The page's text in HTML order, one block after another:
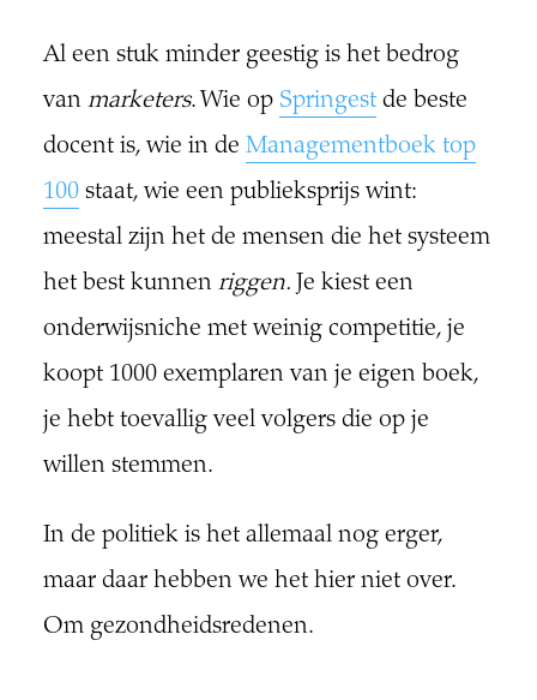
Al een stuk minder geestig is het bedrog
van marketers. Wie op Springestde beste
docent is, wie in de Managementboek top
100staat, wie een publieksprijs wint:
meestal zijn het de mensen die het systeem
het best kunnen riggen. Je kiest een
onderwijsniche met weinig competitie, je
koopt 1000 exemplaren van je eigen boek,
je hebt toevallig veel volgers die op je
willen stemmen.
In de politiek is het allemaal nog erger,
maar daar hebben we het hier niet over.
Om gezondheidsredenen.